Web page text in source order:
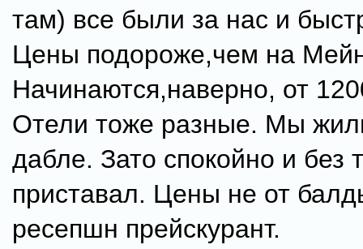
там) все были за нас и
Цены подороже,чем на
Начинаются,наверно, от
Отели тоже разные. Мы
дабле. Зато спокойно и без
приставал. Цены не от
ресепшн прейскурант.